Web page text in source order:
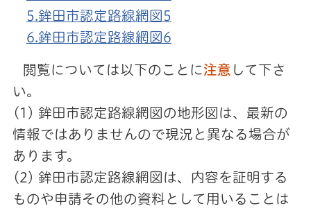
5.鉾田市認定路線網図5
6.鉾田市認定路線網図6
閲覧については以下のことに 注意 して下さ
い。
(1) 鉾田市認定路線網図の地形図は、最新の
情報ではありませんので現況と異なる場合が
あります。
(2) 鉾田市認定路線網図は、内容を証明する
ものや申請その他の資料として用いることは